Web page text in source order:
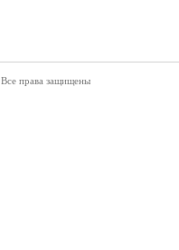
Все права защищены